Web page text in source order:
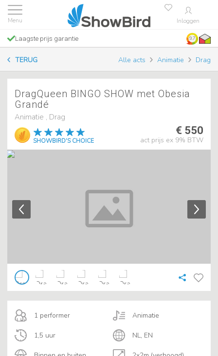
Inloggen
Laagste prijs garantie 9.7
TERUG Alle acts Animatie Drag
DragQueen BINGO SHOW met Obesia
Grandé
Animatie , Drag
SHOWBIRD'S CHOICE
€ 550
act prijs ex 9% BTW
1 performer Animatie
1,5 uur NL, EN